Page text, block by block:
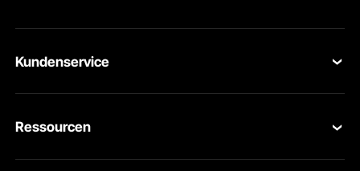
Kundenservice
Rückgaben & Ersatz
Ressourcen